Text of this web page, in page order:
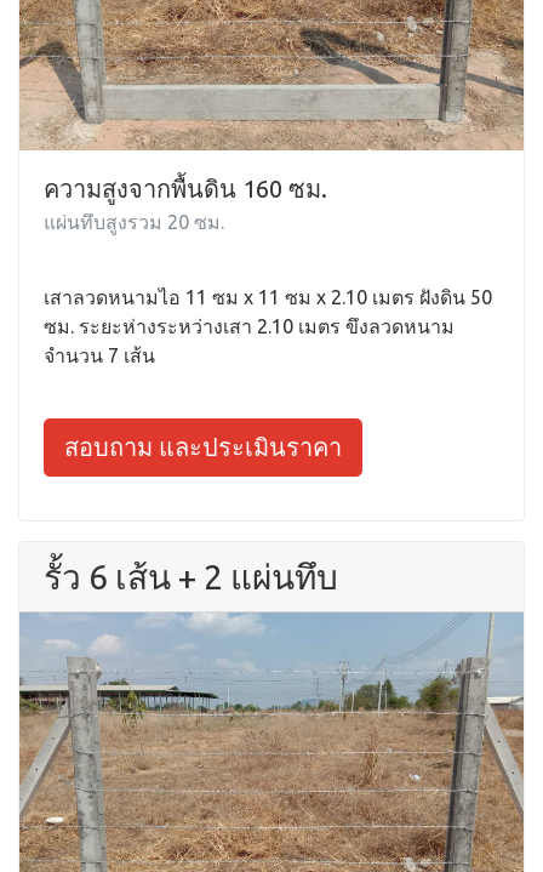
ความสูงจากพื้นดิน 160 ซม.
แผ่นทึบสูงรวม 20 ซม.
เสาลวดหนามไอ 11 ซม x 11 ซม x 2.10 เมตร ฝังดิน 50
ซม. ระยะห่างระหว่างเสา 2.10 เมตร ขึงลวดหนาม
จำนวน 7 เส้น
สอบถาม และประเมินราคา
รั้ว 6 เส้น + 2 แผ่นทึบ